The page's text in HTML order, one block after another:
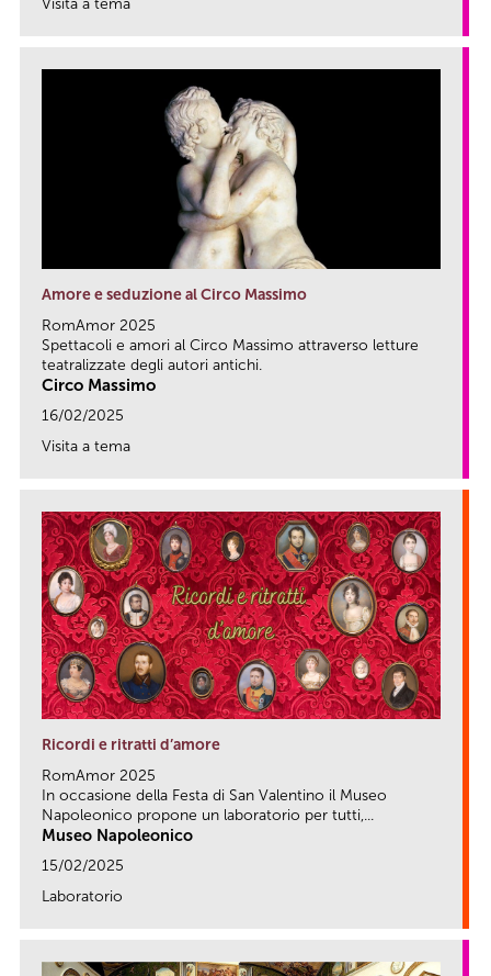
Amore e seduzione al Circo Massimo
RomAmor 2025
Spettacoli e amori al Circo Massimo attraverso letture
teatralizzate degli autori antichi.
Circo Massimo
16/02/2025
Visita a tema
Ricordi e ritratti d’amore
RomAmor 2025
In occasione della Festa di San Valentino il Museo
Napoleonico propone un laboratorio per tutti,...
Museo Napoleonico
15/02/2025
Laboratorio